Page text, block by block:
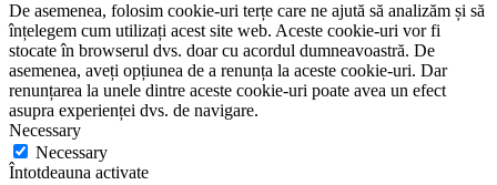
De asemenea, folosim cookie-uri terțe care ne ajută să analizăm și să
înțelegem cum utilizați acest site web. Aceste cookie-uri vor fi
stocate în browserul dvs. doar cu acordul dumneavoastră. De
asemenea, aveți opțiunea de a renunța la aceste cookie-uri. Dar
renunțarea la unele dintre aceste cookie-uri poate avea un efect
asupra experienței dvs. de navigare.
Necessary
Necessary
Întotdeauna activate